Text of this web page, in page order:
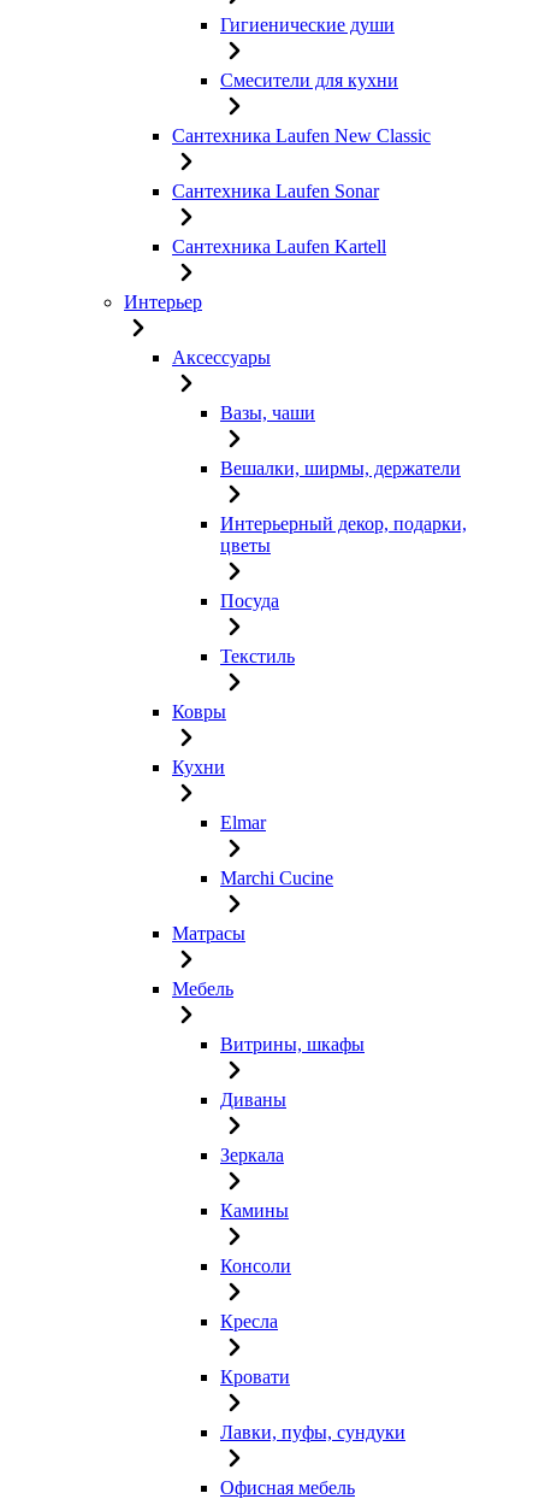
Гигиенические души
Смесители для кухни
Сантехника Laufen New Classic
Сантехника Laufen Sonar
Сантехника Laufen Kartell
Интерьер
Аксессуары
Вазы, чаши
Вешалки, ширмы, держатели
Интерьерный декор, подарки,
цветы
Посуда
Текстиль
Ковры
Кухни
Elmar
Marchi Cucine
Матрасы
Мебель
Витрины, шкафы
Диваны
Зеркала
Камины
Консоли
Кресла
Кровати
Лавки, пуфы, сундуки
Офисная мебель